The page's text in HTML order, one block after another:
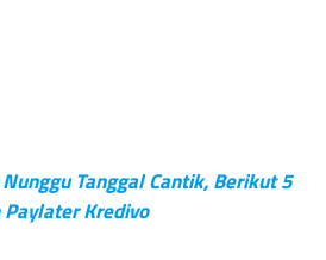
Tanggal Cantik, Berikut 5
Kredivo